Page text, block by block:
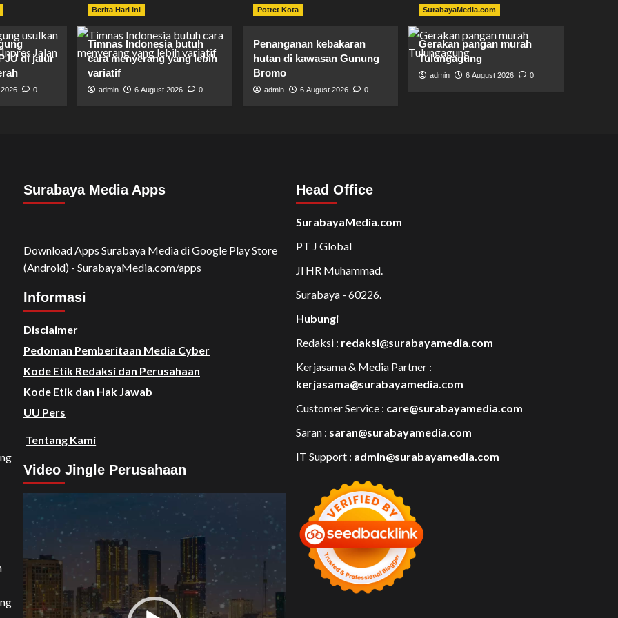
di jalur
0
Berita Hari Ini
Timnas Indonesia butuh
cara menyerang yang lebih
variatif
admin 6 August 2026 0
Potret Kota
Penanganan kebakaran
hutan di kawasan Gunung
Bromo
admin 6 August 2026 0
SurabayaMedia.com
Gerakan pangan murah
Tulungagung
admin 6 August 2026 0
Surabaya Media Apps
Download Apps Surabaya Media di Google Play Store
(Android) - SurabayaMedia.com/apps
Informasi
Disclaimer
Pedoman Pemberitaan Media Cyber
Kode Etik Redaksi dan Perusahaan
Kode Etik dan Hak Jawab
UU Pers
Tentang Kami
Video Jingle Perusahaan
Video
Player
Head Office
SurabayaMedia.com
PT J Global
Jl HR Muhammad.
Surabaya - 60226.
Hubungi
Redaksi : redaksi@surabayamedia.com
Kerjasama & Media Partner :
kerjasama@surabayamedia.com
Customer Service : care@surabayamedia.com
Saran : saran@surabayamedia.com
IT Support : admin@surabayamedia.com